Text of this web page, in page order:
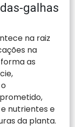
galhas
na raiz
na
as
nutrientes e
da planta.